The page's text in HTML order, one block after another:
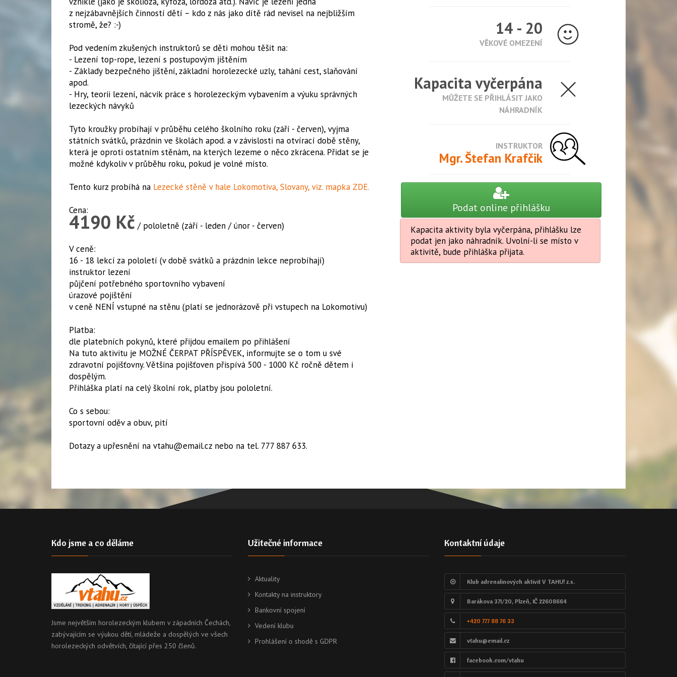
14 - 20
VĚKOVÉ OMEZENÍ
Kapacita vyčerpána
MŮŽETE SE PŘIHLÁSIT JAKO
NÁHRADNÍK
INSTRUKTOR
Mgr. Štefan Krafčik
Podat online přihlášku
Kapacita aktivity byla vyčerpána, přihlášku lze
podat jen jako náhradník. Uvolní-li se místo v
aktivitě, bude přihláška přijata.
z nejzábavnějších činností dětí – kdo z nás jako dítě rád nevisel na nejbližším
stromě, že? :-)
Pod vedením zkušených instruktorů se děti mohou těšit na:
- Lezení top-rope, lezení s postupovým jištěním
- Základy bezpečného jištění, základní horolezecké uzly, tahání cest, slaňování
apod.
- Hry, teorii lezení, nácvik práce s horolezeckým vybavením a výuku správných
lezeckých návyků
Tyto kroužky probíhají v průběhu celého školního roku (září - červen), vyjma
státních svátků, prázdnin ve školách apod. a v závislosti na otvírací době stěny,
která je oproti ostatním stěnám, na kterých lezeme o něco zkrácena. Přidat se je
možné kdykoliv v průběhu roku, pokud je volné místo.
Tento kurz probíhá na Lezecké stěně v hale Lokomotiva, Slovany, viz. mapka ZDE.
Cena:
4190 Kč / pololetně (září - leden / únor - červen)
V ceně:
16 - 18 lekcí za pololetí (v době svátků a prázdnin lekce neprobíhají)
instruktor lezení
půjčení potřebného sportovního vybavení
úrazové pojištění
v ceně NENÍ vstupné na stěnu (platí se jednorázově při vstupech na Lokomotivu)
Platba:
dle platebních pokynů, které přijdou emailem po přihlášení
Na tuto aktivitu je MOŽNÉ ČERPAT PŘÍSPĚVEK, informujte se o tom u své
zdravotní pojišťovny. Většina pojišťoven přispívá 500 - 1000 Kč ročně dětem i
dospělým.
​Přihláška platí na celý školní rok, platby jsou pololetní.
Co s sebou:
sportovní oděv a obuv, pití
Dotazy a upřesnění na vtahu@email.cz nebo na tel. 777 887 633.
Kdo jsme a co děláme
Jsme největším horolezeckým klubem v západních Čechách,
zabývajícím se výukou dětí, mládeže a dospělých ve všech
horolezeckých odvětvích, čítající přes 250 členů.
Užitečné informace
Aktuality
Kontakty na instruktory
Bankovní spojení
Vedení klubu
Prohlášení o shodě s GDPR
Kontaktní údaje
Klub adrenalinových aktivit V TAHU! z.s.
Barákova 371/20, Plzeň, IČ 22608664
+420 777 88 76 33
vtahu@email.cz
facebook.com/vtahu